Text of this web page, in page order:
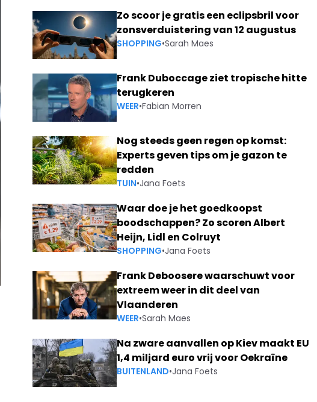
Zo scoor je gratis een eclipsbril voor
zonsverduistering van 12 augustus
SHOPPING•Sarah Maes
Frank Duboccage ziet tropische hitte
terugkeren
WEER•Fabian Morren
Nog steeds geen regen op komst:
Experts geven tips om je gazon te
redden
TUIN•Jana Foets
Waar doe je het goedkoopst
boodschappen? Zo scoren Albert
Heijn, Lidl en Colruyt
SHOPPING•Jana Foets
Frank Deboosere waarschuwt voor
extreem weer in dit deel van
Vlaanderen
WEER•Sarah Maes
Na zware aanvallen op Kiev maakt EU
1,4 miljard euro vrij voor Oekraïne
BUITENLAND•Jana Foets